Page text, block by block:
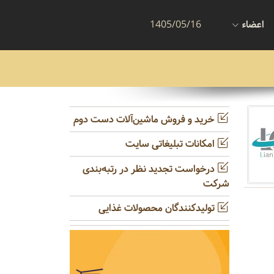
اعضاء 1405/05/16
خرید و فروش ماشین‌آلات دست دوم
امکانات تبلیغاتی سایت
درخواست تجدید نظر در رتبه‌بندی
شرکت
تولیدکنندگان محصولات غذایی